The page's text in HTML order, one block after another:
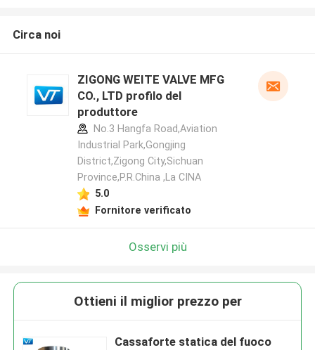
Circa noi
ZIGONG WEITE VALVE MFG
CO., LTD profilo del
produttore
No.3 Hangfa Road,Aviation
Industrial Park,Gongjing
District,Zigong City,Sichuan
Province,P.R.China ,La CINA
5.0
Fornitore verificato
Osservi più
Ottieni il miglior prezzo per
Cassaforte statica del fuoco